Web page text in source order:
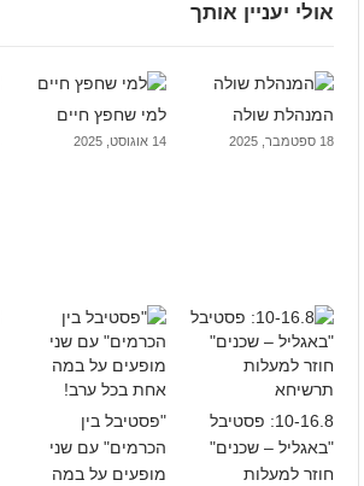
אולי יעניין אותך
המנהלת שולה
18 ספטמבר, 2025
למי שחפץ חיים
14 אוגוסט, 2025
10-16.8: פסטיבל
"באגליל – שכנים"
חוזר למעלות
"פסטיבל בין
הכרמים" עם שני
מופעים על במה